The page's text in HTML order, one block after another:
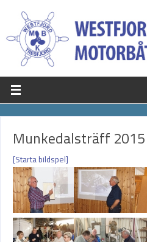
Munkedalsträff 2015
[Starta bildspel]